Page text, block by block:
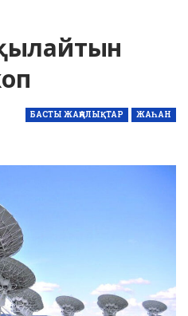
БАСТЫ ЖАҢАЛЫҚТАР ЖАҺАН